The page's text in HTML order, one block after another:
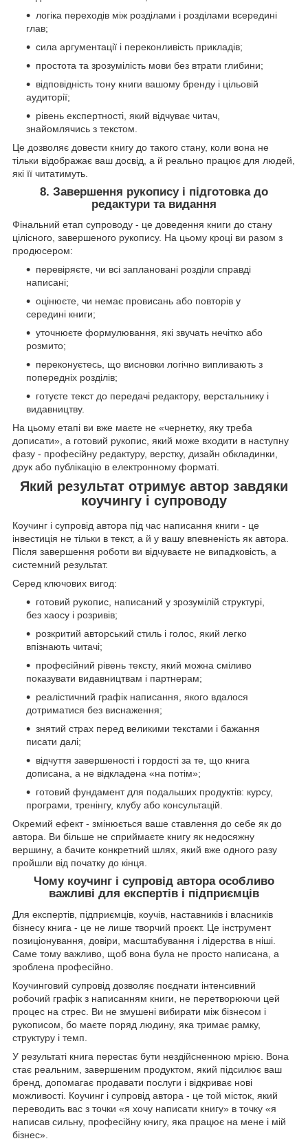
логіка переходів між розділами і розділами всередині
глав;
сила аргументації і переконливість прикладів;
простота та зрозумілість мови без втрати глибини;
відповідність тону книги вашому бренду і цільовій
аудиторії;
рівень експертності, який відчуває читач,
знайомлячись з текстом.
Це дозволяє довести книгу до такого стану, коли вона не
тільки відображає ваш досвід, а й реально працює для людей,
які її читатимуть.
8. Завершення рукопису і підготовка до
редактури та видання
Фінальний етап супроводу - це доведення книги до стану
цілісного, завершеного рукопису. На цьому кроці ви разом з
продюсером:
перевіряєте, чи всі заплановані розділи справді
написані;
оцінюєте, чи немає провисань або повторів у
середині книги;
уточнюєте формулювання, які звучать нечітко або
розмито;
переконуєтесь, що висновки логічно випливають з
попередніх розділів;
готуєте текст до передачі редактору, верстальнику і
видавництву.
На цьому етапі ви вже маєте не «чернетку, яку треба
дописати», а готовий рукопис, який може входити в наступну
фазу - професійну редактуру, верстку, дизайн обкладинки,
друк або публікацію в електронному форматі.
Який результат отримує автор завдяки
коучингу і супроводу
Коучинг і супровід автора під час написання книги - це
інвестиція не тільки в текст, а й у вашу впевненість як автора.
Після завершення роботи ви відчуваєте не випадковість, а
системний результат.
Серед ключових вигод:
готовий рукопис, написаний у зрозумілій структурі,
без хаосу і розривів;
розкритий авторський стиль і голос, який легко
впізнають читачі;
професійний рівень тексту, який можна сміливо
показувати видавництвам і партнерам;
реалістичний графік написання, якого вдалося
дотриматися без виснаження;
знятий страх перед великими текстами і бажання
писати далі;
відчуття завершеності і гордості за те, що книга
дописана, а не відкладена «на потім»;
готовий фундамент для подальших продуктів: курсу,
програми, тренінгу, клубу або консультацій.
Окремий ефект - змінюється ваше ставлення до себе як до
автора. Ви більше не сприймаєте книгу як недосяжну
вершину, а бачите конкретний шлях, який вже одного разу
пройшли від початку до кінця.
Чому коучинг і супровід автора особливо
важливі для експертів і підприємців
Для експертів, підприємців, коучів, наставників і власників
бізнесу книга - це не лише творчий проєкт. Це інструмент
позиціонування, довіри, масштабування і лідерства в ніші.
Саме тому важливо, щоб вона була не просто написана, а
зроблена професійно.
Коучинговий супровід дозволяє поєднати інтенсивний
робочий графік з написанням книги, не перетворюючи цей
процес на стрес. Ви не змушені вибирати між бізнесом і
рукописом, бо маєте поряд людину, яка тримає рамку,
структуру і темп.
У результаті книга перестає бути нездійсненною мрією. Вона
стає реальним, завершеним продуктом, який підсилює ваш
бренд, допомагає продавати послуги і відкриває нові
можливості. Коучинг і супровід автора - це той місток, який
переводить вас з точки «я хочу написати книгу» в точку «я
написав сильну, професійну книгу, яка працює на мене і мій
бізнес».